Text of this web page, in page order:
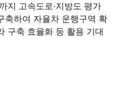
지 고속도로·지방도 평가
축하여 자율차 운행구역 확
구축 효율화 등 활용 기대